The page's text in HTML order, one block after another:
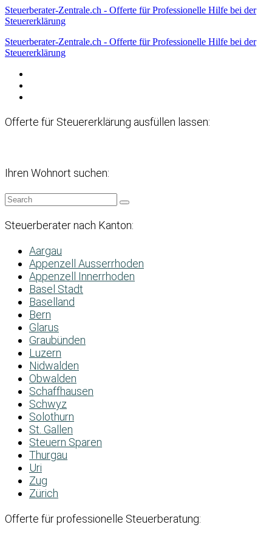
Steuerberater-Zentrale.ch - Offerte für Professionelle Hilfe bei der
Steuererklärung
Steuerberater-Zentrale.ch - Offerte für Professionelle Hilfe bei der
Steuererklärung
Offerte für Steuererklärung ausfüllen lassen:
Ihren Wohnort suchen:
Steuerberater nach Kanton:
Aargau
Appenzell Ausserrhoden
Appenzell Innerrhoden
Basel Stadt
Baselland
Bern
Glarus
Graubünden
Luzern
Nidwalden
Obwalden
Schaffhausen
Schwyz
Solothurn
St. Gallen
Steuern Sparen
Thurgau
Uri
Zug
Zürich
Offerte für professionelle Steuerberatung: